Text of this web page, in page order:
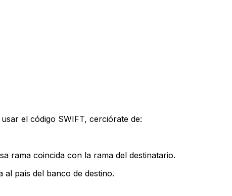
el código SWIFT, cerciórate de:
rama coincida con la rama del destinatario.
país del banco de destino.